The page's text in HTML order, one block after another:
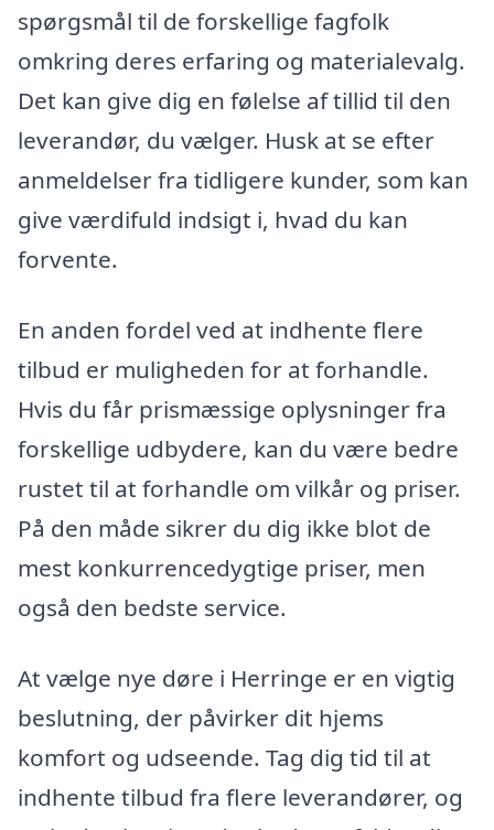
spørgsmål til de forskellige fagfolk
omkring deres erfaring og materialevalg.
Det kan give dig en følelse af tillid til den
leverandør, du vælger. Husk at se efter
anmeldelser fra tidligere kunder, som kan
give værdifuld indsigt i, hvad du kan
forvente.
En anden fordel ved at indhente flere
tilbud er muligheden for at forhandle.
Hvis du får prismæssige oplysninger fra
forskellige udbydere, kan du være bedre
rustet til at forhandle om vilkår og priser.
På den måde sikrer du dig ikke blot de
mest konkurrencedygtige priser, men
også den bedste service.
At vælge nye døre i Herringe er en vigtig
beslutning, der påvirker dit hjems
komfort og udseende. Tag dig tid til at
indhente tilbud fra flere leverandører, og